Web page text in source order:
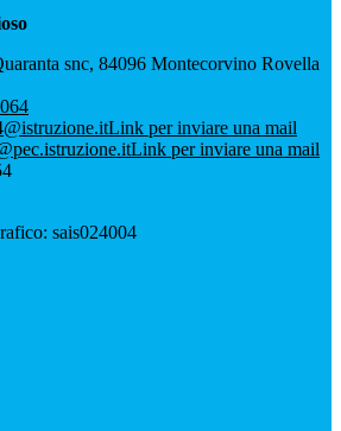
snc, 84096 Montecorvino Rovella
Link per inviare una mail
Link per inviare una mail
sais024004